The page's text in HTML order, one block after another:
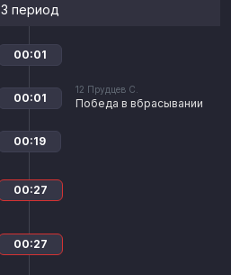
3 период
00:01
12 Прудцев С.
Победа в вбрасывании
00:01
00:19
00:27
00:27